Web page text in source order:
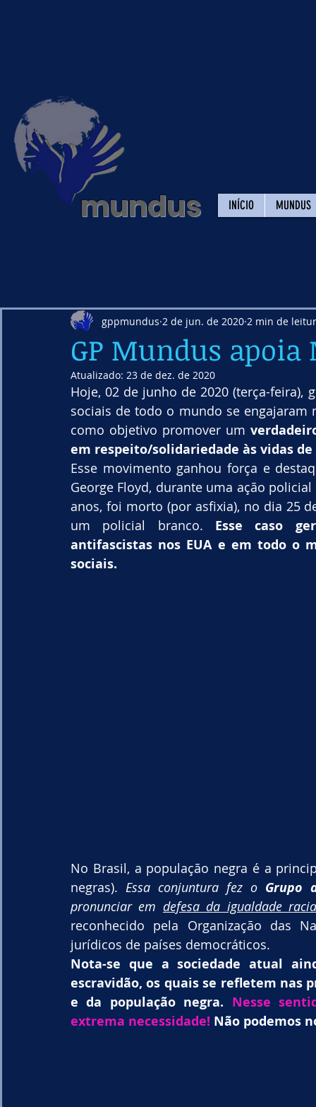
mundus INÍCIO MUNDUS
GP Mundus
gppmundus 2 de jun. de 2020 2 min de
Atualizado: 23 de dez. de 2020
Hoje, 02 de junho de 2020 (terça-
sociais de todo o mundo se engajaram
como objetivo promover um
em respeito/solidariedade às vidas de
Esse movimento ganhou força e
George Floyd, durante uma ação
anos, foi morto (por asfixia), no dia 25
um policial branco. Esse caso
antifascistas nos EUA e em todo o
sociais.
No Brasil, a população negra é a
negras). Essa conjuntura fez o Grupo
pronunciar em defesa da igualdade
reconhecido pela Organização das
jurídicos de países democráticos.
Nota-se que a sociedade atual
escravidão, os quais se refletem nas
e da população negra. Nesse
extrema necessidade! Não podemos